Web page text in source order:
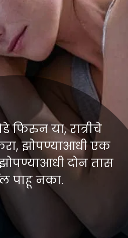
फिरुन या, रात्रीचे
झोपण्याआधी एक
दोन तास